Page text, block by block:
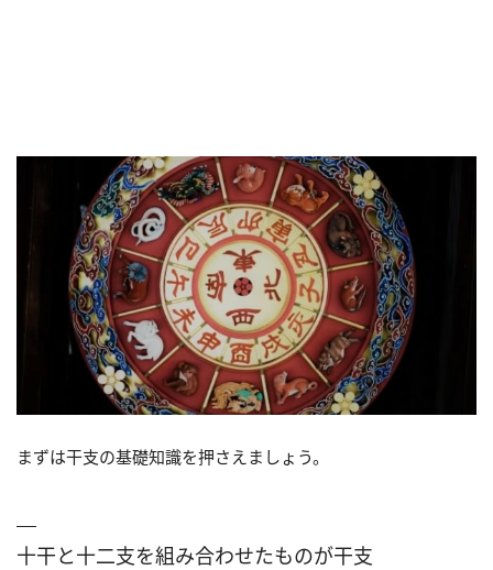
まずは干支の基礎知識を押さえましょう。
十干と十二支を組み合わせたものが干支